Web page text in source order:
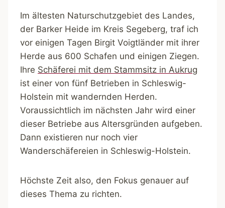
Im ältesten Naturschutzgebiet des Landes,
der Barker Heide im Kreis Segeberg, traf ich
vor einigen Tagen Birgit Voigtländer mit ihrer
Herde aus 600 Schafen und einigen Ziegen.
Ihre Schäferei mit dem Stammsitz in Aukrug
ist einer von fünf Betrieben in Schleswig-
Holstein mit wandernden Herden.
Voraussichtlich im nächsten Jahr wird einer
dieser Betriebe aus Altersgründen aufgeben.
Dann existieren nur noch vier
Wanderschäfereien in Schleswig-Holstein.
Höchste Zeit also, den Fokus genauer auf
dieses Thema zu richten.